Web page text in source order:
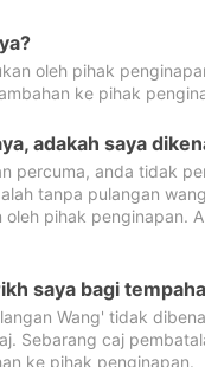
oleh pihak
ke pihak
adakah saya
percuma, anda tidak
tanpa pulangan
pihak penginapan.
saya bagi
Wang' tidak
Sebarang caj
ke pihak penginapan.